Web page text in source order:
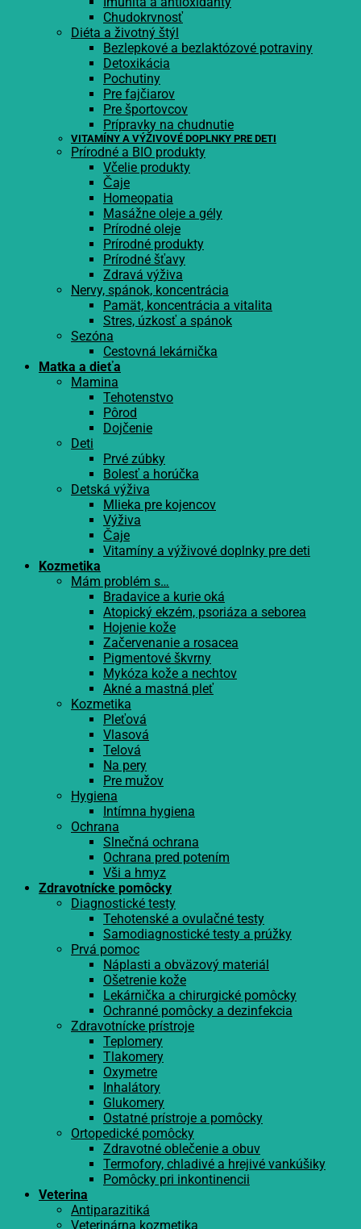
Chudokrvnosť
Diéta a životný štýl
Bezlepkové a bezlaktózové potraviny
Detoxikácia
Pochutiny
Pre fajčiarov
Pre športovcov
Prípravky na chudnutie
VITAMÍNY A VÝŽIVOVÉ DOPLNKY PRE DETI
Prírodné a BIO produkty
Včelie produkty
Čaje
Homeopatia
Masážne oleje a gély
Prírodné oleje
Prírodné produkty
Prírodné šťavy
Zdravá výživa
Nervy, spánok, koncentrácia
Pamät, koncentrácia a vitalita
Stres, úzkosť a spánok
Sezóna
Cestovná lekárnička
Matka a dieťa
Mamina
Tehotenstvo
Pôrod
Dojčenie
Deti
Prvé zúbky
Bolesť a horúčka
Detská výživa
Mlieka pre kojencov
Výživa
Čaje
Vitamíny a výživové doplnky pre deti
Kozmetika
Mám problém s…
Bradavice a kurie oká
Atopický ekzém, psoriáza a seborea
Hojenie kože
Začervenanie a rosacea
Pigmentové škvrny
Mykóza kože a nechtov
Akné a mastná pleť
Kozmetika
Pleťová
Vlasová
Telová
Na pery
Pre mužov
Hygiena
Intímna hygiena
Ochrana
Slnečná ochrana
Ochrana pred potením
Vši a hmyz
Zdravotnícke pomôcky
Diagnostické testy
Tehotenské a ovulačné testy
Samodiagnostické testy a prúžky
Prvá pomoc
Náplasti a obväzový materiál
Ošetrenie kože
Lekárnička a chirurgické pomôcky
Ochranné pomôcky a dezinfekcia
Zdravotnícke prístroje
Teplomery
Tlakomery
Oxymetre
Inhalátory
Glukomery
Ostatné prístroje a pomôcky
Ortopedické pomôcky
Zdravotné oblečenie a obuv
Termofory, chladivé a hrejivé vankúšiky
Pomôcky pri inkontinencii
Veterina
Antiparazitiká
Veterinárna kozmetika